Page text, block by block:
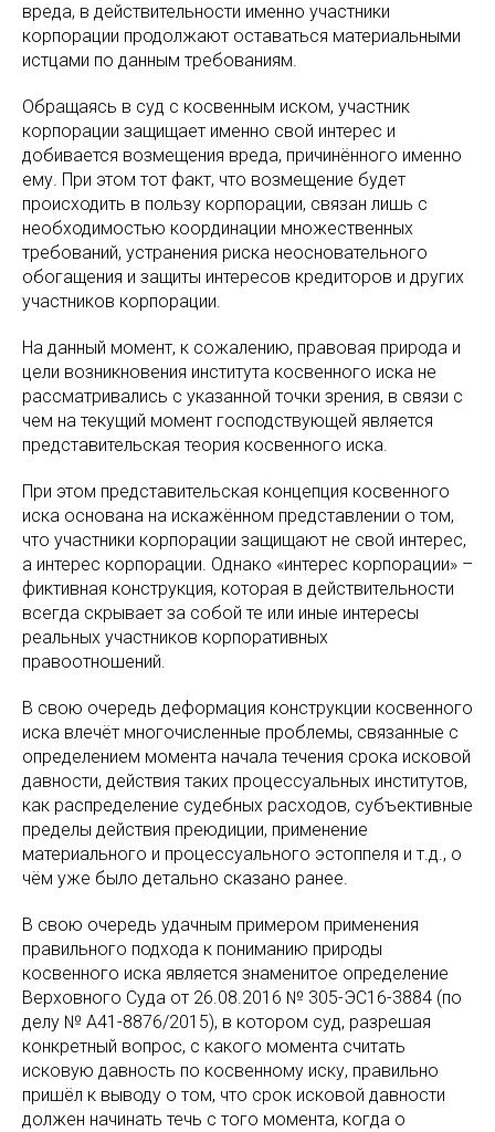
вреда, в действительности именно участники
корпорации продолжают оставаться материальными
истцами по данным требованиям.
Обращаясь в суд с косвенным иском, участник
корпорации защищает именно свой интерес и
добивается возмещения вреда, причинённого именно
ему. При этом тот факт, что возмещение будет
происходить в пользу корпорации, связан лишь с
необходимостью координации множественных
требований, устранения риска неосновательного
обогащения и защиты интересов кредиторов и других
участников корпорации.
На данный момент, к сожалению, правовая природа и
цели возникновения института косвенного иска не
рассматривались с указанной точки зрения, в связи с
чем на текущий момент господствующей является
представительская теория косвенного иска.
При этом представительская концепция косвенного
иска основана на искажённом представлении о том,
что участники корпорации защищают не свой интерес,
а интерес корпорации. Однако «интерес корпорации» –
фиктивная конструкция, которая в действительности
всегда скрывает за собой те или иные интересы
реальных участников корпоративных
правоотношений.
В свою очередь деформация конструкции косвенного
иска влечёт многочисленные проблемы, связанные с
определением момента начала течения срока исковой
давности, действия таких процессуальных институтов,
как распределение судебных расходов, субъективные
пределы действия преюдиции, применение
материального и процессуального эстоппеля и т.д., о
чём уже было детально сказано ранее.
В свою очередь удачным примером применения
правильного подхода к пониманию природы
косвенного иска является знаменитое определение
Верховного Суда от 26.08.2016 № 305-ЭС16-3884 (по
делу № А41-8876/2015), в котором суд, разрешая
конкретный вопрос, с какого момента считать
исковую давность по косвенному иску, правильно
пришёл к выводу о том, что срок исковой давности
должен начинать течь с того момента, когда о